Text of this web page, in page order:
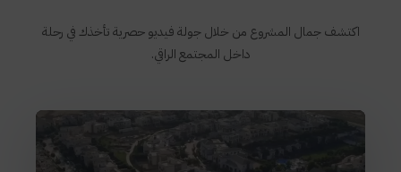
اكتشف جمال المشروع من خلال جولة فيديو حصرية تأخذك في رحلة
داخل المجتمع الراقي.